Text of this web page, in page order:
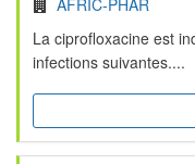
AFRIC-PHAR
La ciprofloxacine est
infections suivantes....